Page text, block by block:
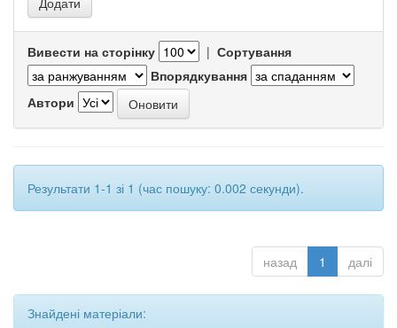
Вивести на сторінку | Сортування
Впорядкування
Автори
Результати 1-1 зі 1 (час пошуку: 0.002 секунди).
назад 1 далі
Знайдені матеріали: